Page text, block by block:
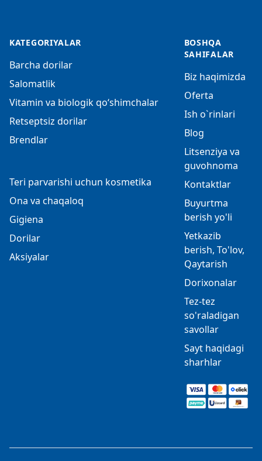
KATEGORIYALAR
Barcha dorilar
Salomatlik
Vitamin va biologik qo‘shimchalar
Retseptsiz dorilar
Brendlar
Teri parvarishi uchun kosmetika
Ona va chaqaloq
Gigiena
Dorilar
Aksiyalar
BOSHQA
SAHIFALAR
Biz haqimizda
Oferta
Ish o`rinlari
Blog
Litsenziya va
guvohnoma
Kontaktlar
Buyurtma
berish yo'li
Yetkazib
berish, To'lov,
Qaytarish
Dorixonalar
Tez-tez
so'raladigan
savollar
Sayt haqidagi
sharhlar